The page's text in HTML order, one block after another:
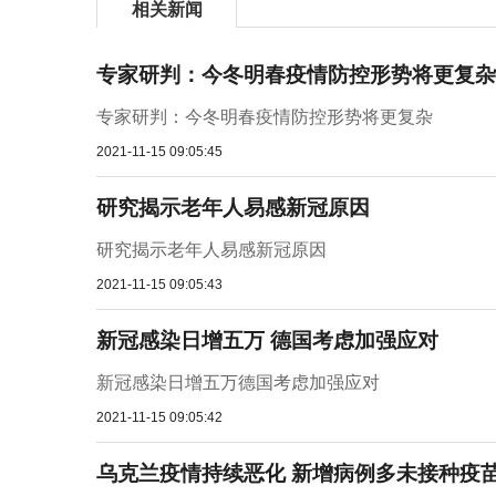
相关新闻
专家研判：今冬明春疫情防控形势将更复杂
专家研判：今冬明春疫情防控形势将更复杂
2021-11-15 09:05:45
研究揭示老年人易感新冠原因
研究揭示老年人易感新冠原因
2021-11-15 09:05:43
新冠感染日增五万 德国考虑加强应对
新冠感染日增五万德国考虑加强应对
2021-11-15 09:05:42
乌克兰疫情持续恶化 新增病例多未接种疫